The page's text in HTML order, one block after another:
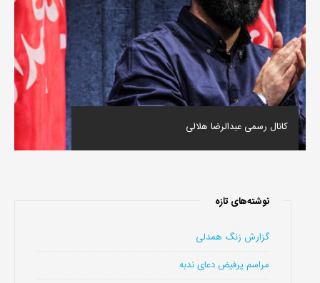
کانال رسمی عبدالرضا هلالی
نوشته‌های تازه
گزارش زنگ همدلی
مراسم پرفیض دعای ندبه